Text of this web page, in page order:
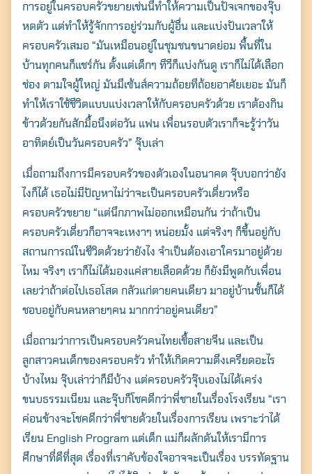
การอยู่ในครอบครัวขยายเช่นนี้ทำให้ความเป็นปัจเจกของจุ๊บ
หดตัว แต่ทำให้รู้จักการอยู่ร่วมกับผู้อื่น และแบ่งปันเวลาให้
ครอบครัวเสมอ “มันเหมือนอยู่ในชุมชนขนาดย่อม พื้นที่ใน
บ้านทุกคนก็แชร์กัน ตั้งแต่เด็กๆ ทีวีก็แบ่งกันดู เราก็ไม่ได้เลือก
ช่อง ตามใจผู้ใหญ่ มันมีเซ้นส์ความถ้อยทีถ้อยอาศัยเยอะ มันก็
ทำให้เราใช้ชีวิตแบบแบ่งเวลาให้กับครอบครัวด้วย เราต้องกิน
ข้าวด้วยกันสักมื้อนึงต่อวัน แฟน เพื่อนรอบตัวเราก็จะรู้ว่าวัน
อาทิตย์เป็นวันครอบครัว” จุ๊บเล่า
เมื่อถามถึงการมีครอบครัวของตัวเองในอนาคต จุ๊บบอกว่ายัง
ไงก็ได้ เธอไม่มีปัญหาไม่ว่าจะเป็นครอบครัวเดี่ยวหรือ
ครอบครัวขยาย “แต่นึกภาพไม่ออกเหมือนกัน ว่าถ้าเป็น
ครอบครัวเดี่ยวก็อาจจะเหงาๆ หน่อยมั้ง แต่จริงๆ ก็ขึ้นอยู่กับ
สถานการณ์ในชีวิตด้วยว่ายังไง จำเป็นต้องเอาใครมาอยู่ด้วย
ไหม จริงๆ เราก็ไม่ได้มองแค่สายเลือดด้วย ก็ยังมีพูดกับเพื่อน
เลยว่าถ้าต่อไปเธอโสด กลัวแก่ตายคนเดียว มาอยู่บ้านชั้นก็ได้
ชอบอยู่กับคนหลายๆคน มากกว่าอยู่คนเดียว”
เมื่อถามว่าการเป็นครอบครัวคนไทยเชื้อสายจีน และเป็น
ลูกสาวคนเด็กของครอบครัว ทำให้เกิดความตึงเครียดอะไร
บ้างไหม จุ๊บเล่าว่าก็มีบ้าง แต่ครอบครัวจุ๊บเองไม่ได้เคร่ง
ขนบธรรมเนียม และจุ๊บก็โชคดีกว่าพี่ชายในเรื่องโรงเรียน “เรา
ค่อนข้างจะโชคดีกว่าพี่ชายด้วยในเรื่องการเรียน เพราะว่าได้
เรียน English Program แต่เด็ก แม่ก็ผลักดันให้เรามีการ
ศึกษาที่ดีที่สุด เรื่องที่เราคับข้องใจอาจจะเป็นเรื่อง บรรทัดฐาน